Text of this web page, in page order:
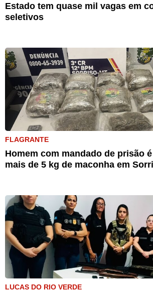
Estado tem quase mil vagas em
seletivos
FLAGRANTE
Homem com mandado de prisão
mais de 5 kg de maconha em
LUCAS DO RIO VERDE